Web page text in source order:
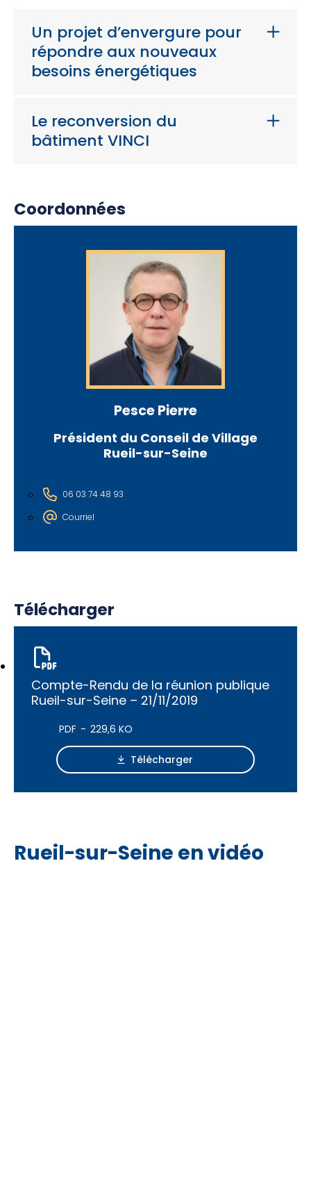
Un projet d’envergure pour
répondre aux nouveaux
besoins énergétiques
Le reconversion du
bâtiment VINCI
Coordonnées
Pesce Pierre
Président du Conseil de Village
Rueil-sur-Seine
06 03 74 48 93
Courriel
Télécharger
Compte-Rendu de la réunion publique
Rueil-sur-Seine – 21/11/2019
PDF 229,6 KO
Télécharger
Rueil-sur-Seine en vidéo